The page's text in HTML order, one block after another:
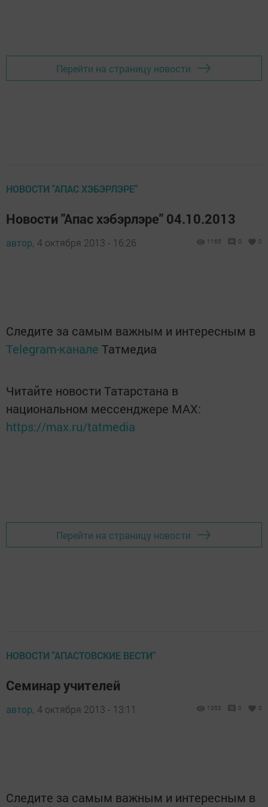
Перейти на страницу новости
НОВОСТИ "АПАС ХЭБЭРЛЭРЕ"
Новости "Апас хэбэрлэре" 04.10.2013
автор, 4 октября 2013 - 16:26 1165 0 0
Следите за самым важным и интересным в
Telegram-канале Татмедиа
Читайте новости Татарстана в
национальном мессенджере MАХ:
https://max.ru/tatmedia
Перейти на страницу новости
НОВОСТИ "АПАСТОВСКИЕ ВЕСТИ"
Семинар учителей
автор, 4 октября 2013 - 13:11 1353 0 0
Следите за самым важным и интересным в